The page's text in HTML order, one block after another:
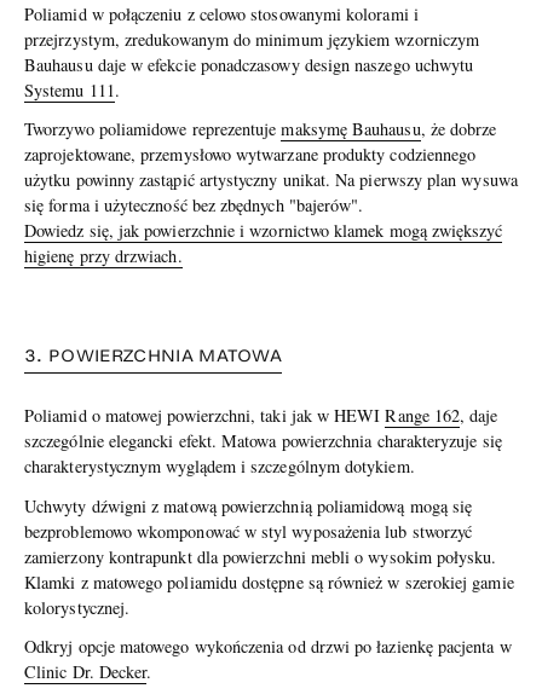
Poliamid w połączeniu z celowo stosowanymi kolorami i
przejrzystym, zredukowanym do minimum językiem wzorniczym
Bauhausu daje w efekcie ponadczasowy design naszego uchwytu
Systemu 111.
Tworzywo poliamidowe reprezentujemaksymę Bauhausu, że dobrze
zaprojektowane, przemysłowo wytwarzane produkty codziennego
użytku powinny zastąpić artystyczny unikat. Na pierwszy plan wysuwa
się forma i użyteczność bez zbędnych "bajerów".
Dowiedz się, jak powierzchnie i wzornictwo klamek mogą zwiększyć
higienę przy drzwiach.
3. POWIERZCHNIA MATOWA
Poliamid o matowej powierzchni, taki jak w HEWIRange 162, daje
szczególnie elegancki efekt. Matowa powierzchnia charakteryzuje się
charakterystycznym wyglądem i szczególnym dotykiem.
Uchwyty dźwigni z matową powierzchnią poliamidową mogą się
bezproblemowo wkomponować w styl wyposażenia lub stworzyć
zamierzony kontrapunkt dla powierzchni mebli o wysokim połysku.
Klamki z matowego poliamidu dostępne są również w szerokiej gamie
kolorystycznej.
Odkryj opcje matowego wykończenia od drzwi po łazienkę pacjenta w
Clinic Dr. Decker.